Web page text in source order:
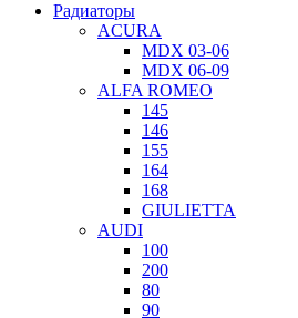
Радиаторы
ACURA
MDX 03-06
MDX 06-09
ALFA ROMEO
145
146
155
164
168
GIULIETTA
AUDI
100
200
80
90